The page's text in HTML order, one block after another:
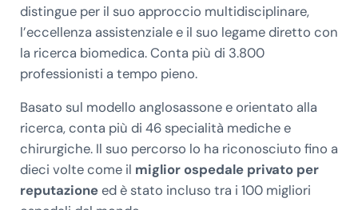
distingue per il suo approccio multidisciplinare,
l’eccellenza assistenziale e il suo legame diretto con
la ricerca biomedica. Conta più di 3.800
professionisti a tempo pieno.
Basato sul modello anglosassone e orientato alla
ricerca, conta più di 46 specialità mediche e
chirurgiche. Il suo percorso lo ha riconosciuto fino a
dieci volte come il miglior ospedale privato per
reputazioneed è stato incluso tra i 100 migliori